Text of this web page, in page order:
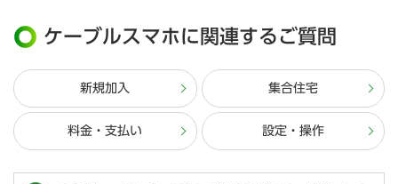
ケーブルスマホに関連するご質問
新規加入 集合住宅
料金・支払い 設定・操作